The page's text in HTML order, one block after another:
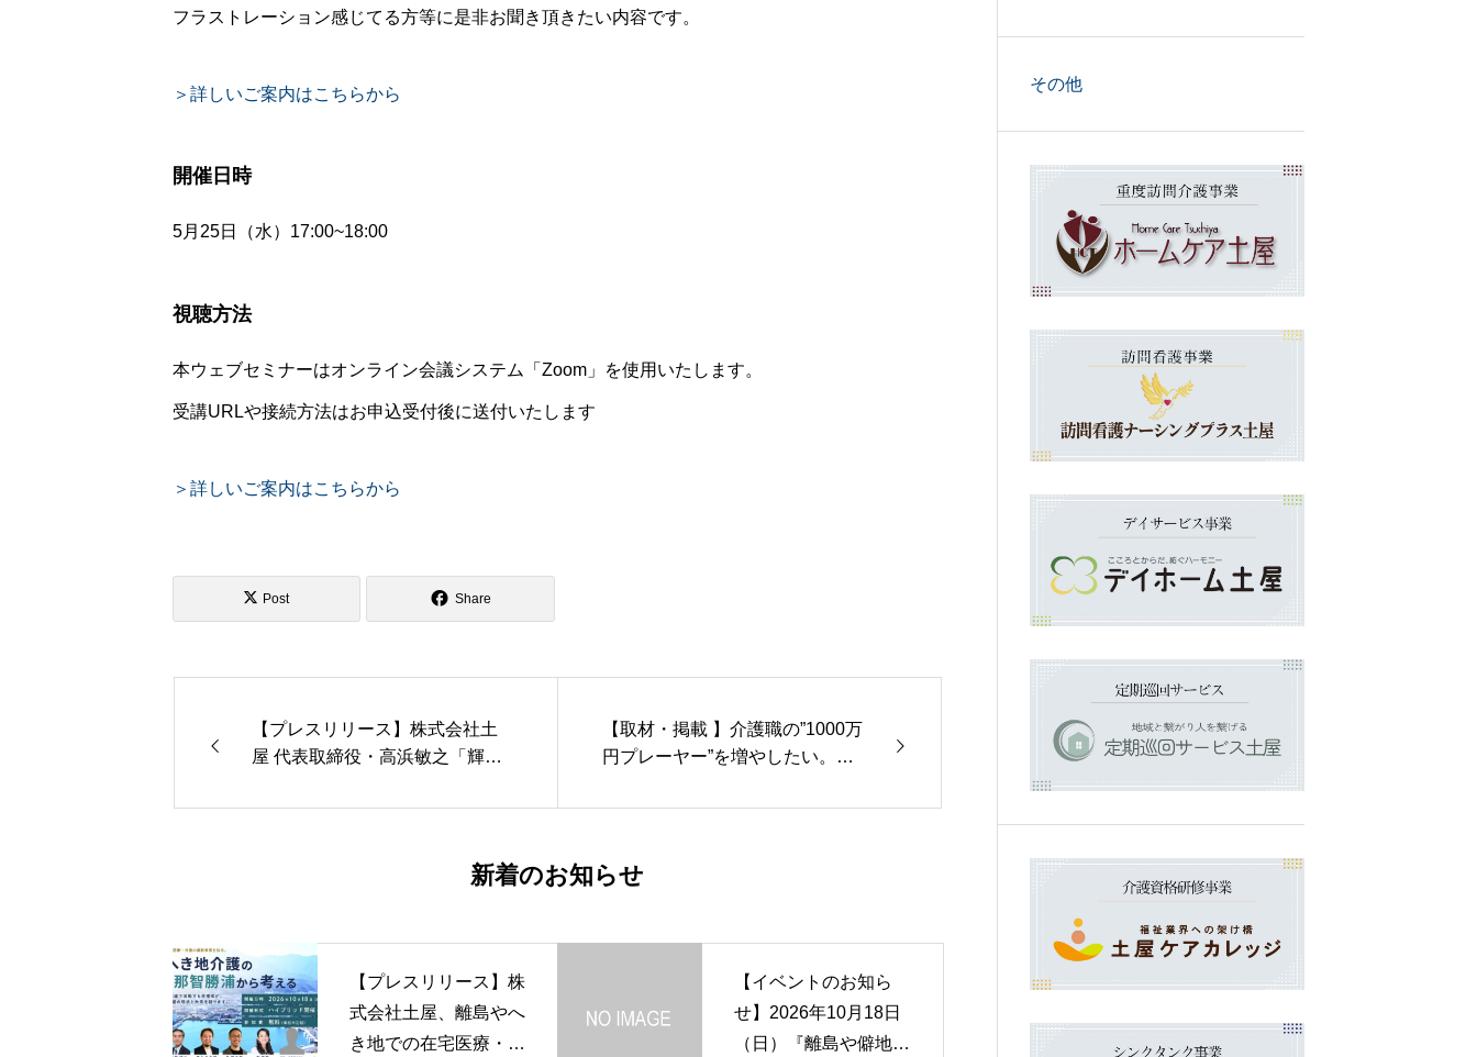
フラストレーション感じてる方等に是非お聞き頂きたい内容です。
＞詳しいご案内はこちらから
開催日時
5月25日（水）17:00~18:00
視聴方法
本ウェブセミナーはオンライン会議システム「Zoom」を使用いたします。
受講URLや接続方法はお申込受付後に送付いたします
＞詳しいご案内はこちらから
Post Share
【プレスリリース】株式会社土
屋 代表取締役・高浜敏之「輝く
ダーの会」への参加について
【取材・掲載 】介護職の”1000万
円プレーヤー”を増やしたい。業
るーJoint
新着のお知らせ
【プレスリリース】株
式会社土屋、離島やへ
き地での在宅医療・介
【イベントのお知ら
せ】2026年10月18日
（日）『離島や僻地介
その他